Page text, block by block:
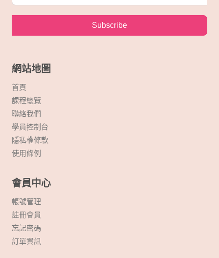
Subscribe
網站地圖
首頁
課程總覽
聯絡我們
學員控制台
隱私權條款
使用條例
會員中心
帳號管理
註冊會員
忘記密碼
訂單資訊